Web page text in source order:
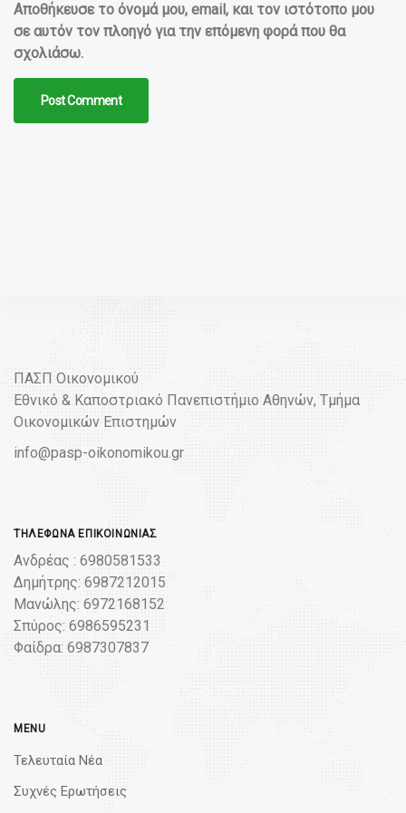
Αποθήκευσε το όνομά μου, email, και τον ιστότοπο μου
σε αυτόν τον πλοηγό για την επόμενη φορά που θα
σχολιάσω.
ΠΑΣΠ Οικονομικού
Εθνικό & Καποστριακό Πανεπιστήμιο Αθηνών, Τμήμα
Οικονομικών Επιστημών
info@pasp-oikonomikou.gr
ΤΗΛΈΦΩΝΑ ΕΠΙΚΟΙΝΩΝΊΑΣ
Ανδρέας : 6980581533
Δημήτρης: 6987212015
Μανώλης: 6972168152
Σπύρος: 6986595231
Φαίδρα: 6987307837
MENU
Τελευταία Νέα
Συχνές Ερωτήσεις